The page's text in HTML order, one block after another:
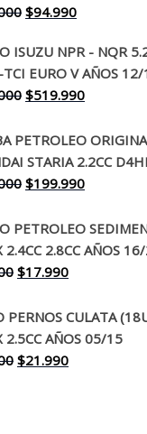
El
original
era:
$130.000.
$94.990El
actual
es:
$94.990.
ISUZU NPR - NQR
EURO V AÑOS
El
original
era:
$650.000.
$519.990El
actual
es:
$519.990.
PETROLEO
STARIA 2.2CC
El
original
era:
$260.000.
$199.990El
actual
es:
PETROLEO
2.4CC 2.8CC AÑOS
El
original
era:
$30.000.
$17.990El
actual
es:
$17.990.
PERNOS CULATA
2.5CC AÑOS 05/15
El
$21.990El